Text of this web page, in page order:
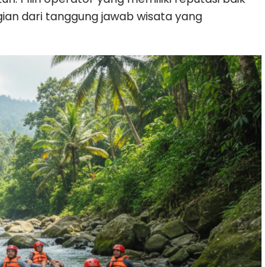
dari tanggung jawab wisata yang